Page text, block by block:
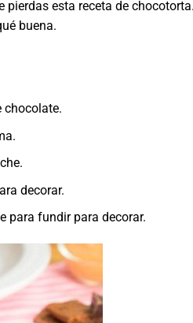
pierdas esta receta de
buena.
chocolate.
decorar.
para fundir para decorar.